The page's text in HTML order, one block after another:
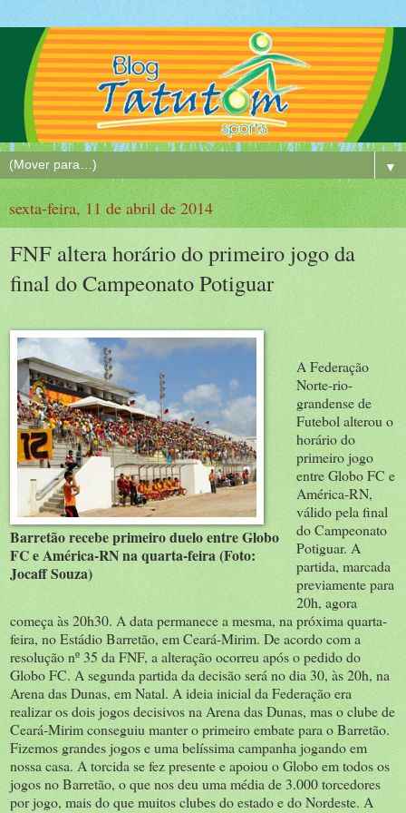
▼
sexta-feira, 11 de abril de 2014
FNF altera horário do primeiro jogo da
final do Campeonato Potiguar
Barretão recebe primeiro duelo entre Globo
FC e América-RN na quarta-feira (Foto:
Jocaff Souza)
A Federação
Norte-rio-
grandense de
Futebol alterou o
horário do
primeiro jogo
entre Globo FC e
América-RN,
válido pela final
do Campeonato
Potiguar. A
partida, marcada
previamente para
20h, agora
começa às 20h30. A data permanece a mesma, na próxima quarta-
feira, no Estádio Barretão, em Ceará-Mirim. De acordo com a
resolução nº 35 da FNF, a alteração ocorreu após o pedido do
Globo FC. A segunda partida da decisão será no dia 30, às 20h, na
Arena das Dunas, em Natal. A ideia inicial da Federação era
realizar os dois jogos decisivos na Arena das Dunas, mas o clube de
Ceará-Mirim conseguiu manter o primeiro embate para o Barretão.
Fizemos grandes jogos e uma belíssima campanha jogando em
nossa casa. A torcida se fez presente e apoiou o Globo em todos os
jogos no Barretão, o que nos deu uma média de 3.000 torcedores
por jogo, mais do que muitos clubes do estado e do Nordeste. A